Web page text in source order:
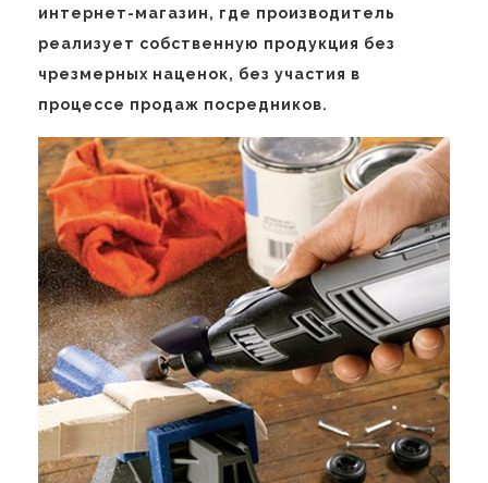
интернет-магазин, где производитель
реализует собственную продукция без
чрезмерных наценок, без участия в
процессе продаж посредников.